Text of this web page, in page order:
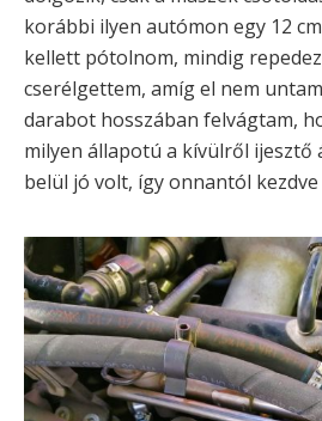
korábbi ilyen autómon egy 12
kellett pótolnom, mindig
cserélgettem, amíg el nem
darabot hosszában felvágtam,
milyen állapotú a kívülről ijesztő
belül jó volt, így onnantól